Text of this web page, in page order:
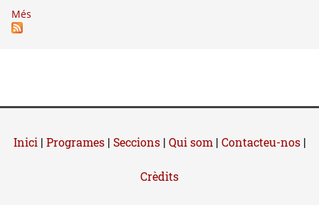
Més
Inici | Programes| Seccions| Qui som| Contacteu-nos|
Crèdits